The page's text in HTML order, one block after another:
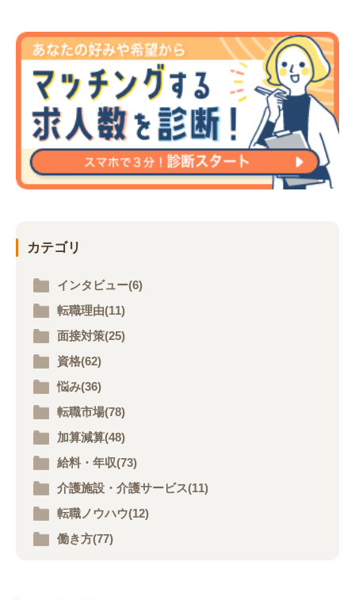
カテゴリ
インタビュー(6)
転職理由(11)
面接対策(25)
資格(62)
悩み(36)
転職市場(78)
加算減算(48)
給料・年収(73)
介護施設・介護サービス(11)
転職ノウハウ(12)
働き方(77)